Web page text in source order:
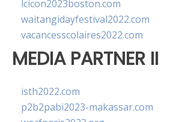
lcicon2023boston.com
waitangidayfestival2022.com
vacancesscolaires2022.com
MEDIA PARTNER II
isth2022.com
p2b2pabi2023-makassar.com